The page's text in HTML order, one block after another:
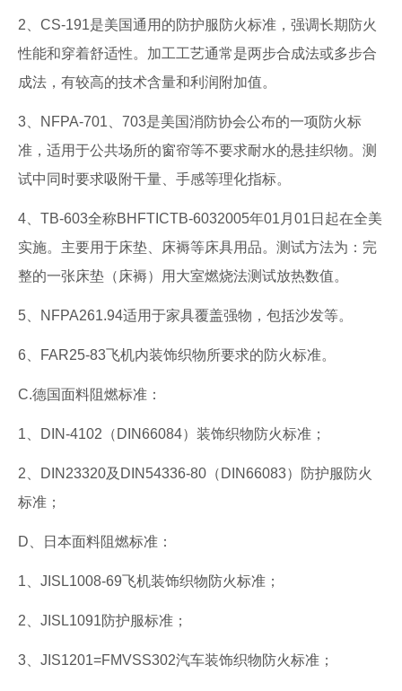
2、CS-191是美国通用的防护服防火标准，强调长期防火
性能和穿着舒适性。加工工艺通常是两步合成法或多步合
成法，有较高的技术含量和利润附加值。
3、NFPA-701、703是美国消防协会公布的一项防火标
准，适用于公共场所的窗帘等不要求耐水的悬挂织物。测
试中同时要求吸附干量、手感等理化指标。
4、TB-603全称BHFTICTB-6032005年01月01日起在全美
实施。主要用于床垫、床褥等床具用品。测试方法为：完
整的一张床垫（床褥）用大室燃烧法测试放热数值。
5、NFPA261.94适用于家具覆盖强物，包括沙发等。
6、FAR25-83飞机内装饰织物所要求的防火标准。
C.德国面料阻燃标准：
1、DIN-4102（DIN66084）装饰织物防火标准；
2、DIN23320及DIN54336-80（DIN66083）防护服防火
标准；
D、日本面料阻燃标准：
1、JISL1008-69飞机装饰织物防火标准；
2、JISL1091防护服标准；
3、JIS1201=FMVSS302汽车装饰织物防火标准；